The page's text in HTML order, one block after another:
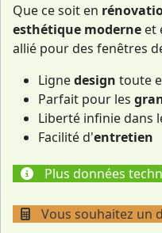
Que ce soit en
esthétique moderne et
allié pour des fenêtres
Lignedesign toute
Parfait pour les
Liberté infinie dans
Facilité d'entretien
Plus données
Vous souhaitez un